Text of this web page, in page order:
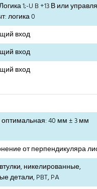
1;-U B +13 В или
логика 0
вход
вход
вход
40 мм ± 3 мм
от перпендикуляра
никелированные,
детали, PBT, PA